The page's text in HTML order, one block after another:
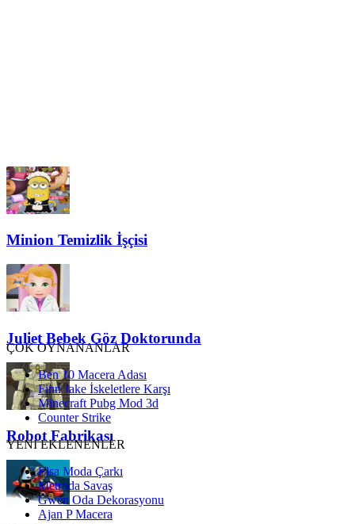
Minion Temizlik İşçisi
Juliet Bebek Göz Doktorunda
Robot Fabrikası
ÇOK OYNANANLAR
Ben 10 Macera Adası
Finn Jake İskeletlere Karşı
Minecraft Pubg Mod 3d
Counter Strike
YENİ EKLENENLER
Elsa Moda Çarkı
Metroda Savaş
Gwen Oda Dekorasyonu
Ajan P Macera